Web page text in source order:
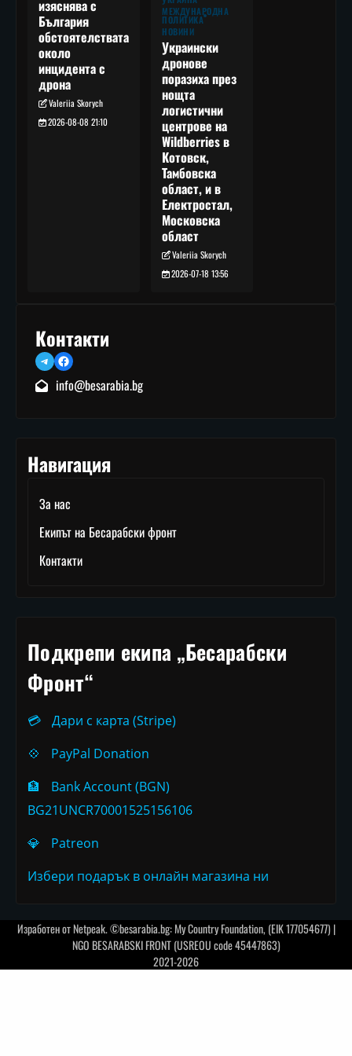
изяснява с
България
обстоятелствата
около
инцидента с
дрона
Valeriia Skorych
2026-08-08 21:10
МЕЖДУНАРОДНА
ПОЛИТИКА
НОВИНИ
Украински
дронове
поразиха през
нощта
логистични
центрове на
Wildberries в
Котовск,
Тамбовска
област, и в
Електростал,
Московска
област
Valeriia Skorych
2026-07-18 13:56
Контакти
TelegramFacebook
info@besarabia.bg
Навигация
За нас
Екипът на Бесарабски фронт
Контакти
Подкрепи екипа „Бесарабски
Фронт“
💳
Дари с карта (Stripe)
💠
PayPal Donation
🏦
Bank Account (BGN)
BG21UNCR70001525156106
💎
Patreon
Избери подарък в онлайн магазина ни
Изработен отNetpeak. ©besarabia.bg: My Country Foundation, (EIK 177054677) |
NGO BESARABSKI FRONT (USREOU code 45447863)
2021-2026